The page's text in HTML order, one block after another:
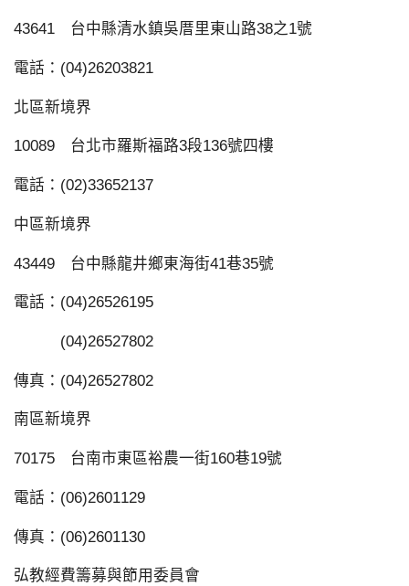
43641 台中縣清水鎮吳厝里東山路38之1號
電話：(04)26203821
北區新境界
10089 台北市羅斯福路3段136號四樓
電話：(02)33652137
中區新境界
43449 台中縣龍井鄉東海街41巷35號
電話：(04)26526195
(04)26527802
傳真：(04)26527802
南區新境界
70175 台南市東區裕農一街160巷19號
電話：(06)2601129
傳真：(06)2601130
弘教經費籌募與節用委員會